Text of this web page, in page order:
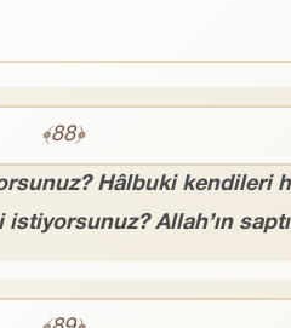
﴾88﴿
Hâlbuki kendileri
Allah’ın